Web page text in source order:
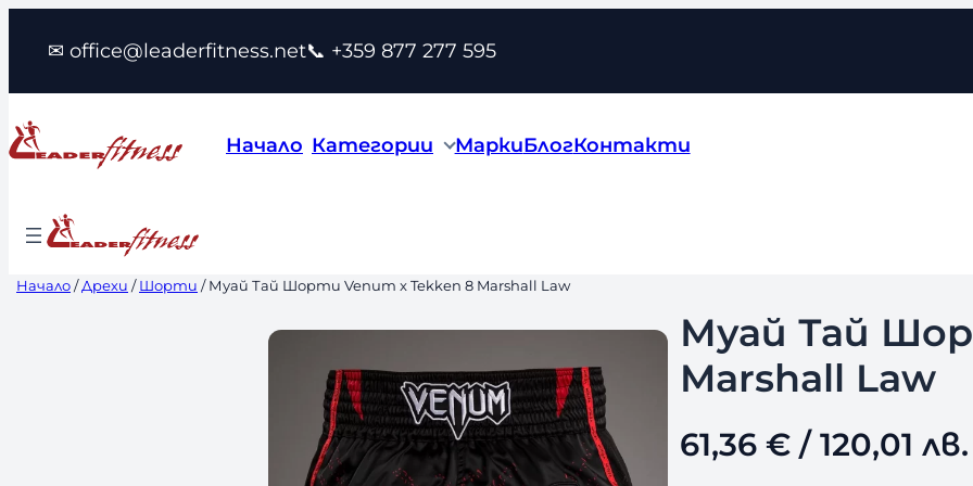
съдържанието
✉ office@leaderfitness.net📞 +359 877 277 595
Начало Категории МаркиБлогКонтакти
Начало/Дрехи /Шорти / Муай Тай Шорти Venum x Tekken 8 Marshall Law
Муай Тай
Marshall Law
61,36 €/ 120,01 лв.